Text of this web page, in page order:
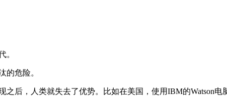
。
的危险。
后，人类就失去了优势。比如在美国，使用IBM的Watson